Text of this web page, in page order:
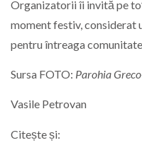
Organizatorii îi invită pe
moment festiv, considerat
pentru întreaga
Sursa FOTO: Parohia
Vasile Petrovan
Citește și: